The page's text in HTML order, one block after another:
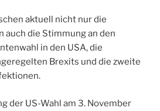
aktuell nicht nur die
auch die Stimmung an den
in den USA, die
Brexits und die zweite
der US-Wahl am 3. November